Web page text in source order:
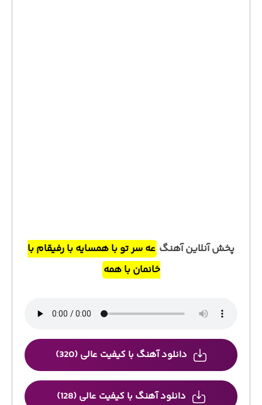
پخش آنلاین آهنگ عه سر تو با همسایه با رفیقام با
خانمان با همه
دانلود آهنگ با کیفیت عالی (320)
دانلود آهنگ با کیفیت عالی (128)